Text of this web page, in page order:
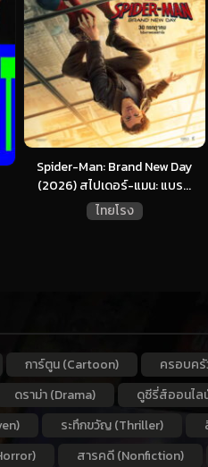
Spider-Man: Brand New Day
(2026) สไปเดอร์-แมน: แบร...
ไทยโรง
การ์ตูน (Cartoon) ครอบครั
ดราม่า (Drama) ดูซีรี่ส์ออนไล
ระทึกขวัญ (Thriller)
สารคดี (Nonfiction)